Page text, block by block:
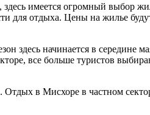
имеется огромный выбор
отдыха. Цены на жилье
начинается в середине
все больше туристов
Отдых в Мисхоре в частном